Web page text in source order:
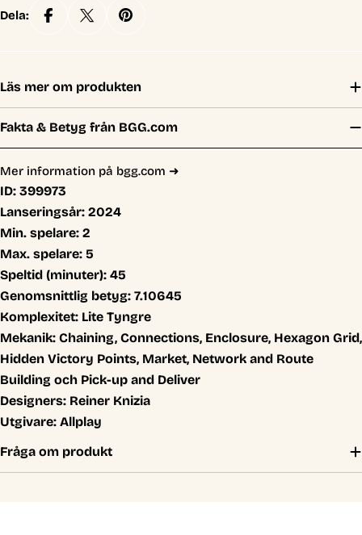
Dela:
Läs mer om produkten
Fakta & Betyg från BGG.com
Mer information på bgg.com ➜
ID: 399973
Lanseringsår: 2024
Min. spelare: 2
Max. spelare: 5
Speltid (minuter): 45
Genomsnittlig betyg: 7.10645
Komplexitet: Lite Tyngre
Mekanik: Chaining, Connections, Enclosure, Hexagon Grid,
Hidden Victory Points, Market, Network and Route
Building och Pick-up and Deliver
Designers: Reiner Knizia
Utgivare: Allplay
Fråga om produkt